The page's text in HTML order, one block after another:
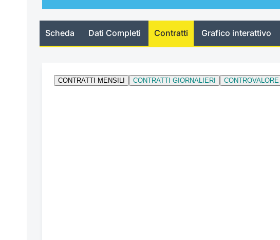
Scheda Dati Completi Contratti Grafico interattivo